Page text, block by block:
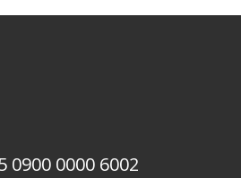
0900 0000 6002